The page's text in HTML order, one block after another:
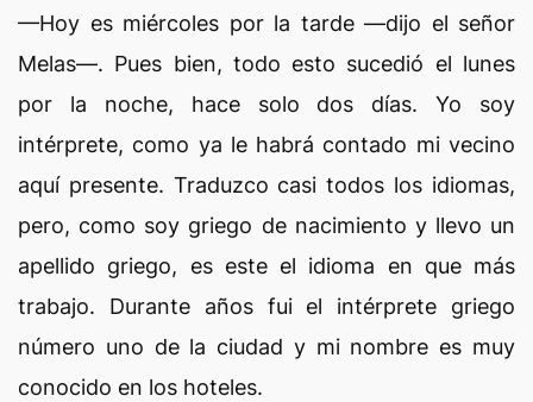
—Hoy es miércoles por la tarde —dijo el señor
Melas—. Pues bien, todo esto sucedió el lunes
por la noche, hace solo dos días. Yo soy
intérprete, como ya le habrá contado mi vecino
aquí presente. Traduzco casi todos los idiomas,
pero, como soy griego de nacimiento y llevo un
apellido griego, es este el idioma en que más
trabajo. Durante años fui el intérprete griego
número uno de la ciudad y mi nombre es muy
conocido en los hoteles.